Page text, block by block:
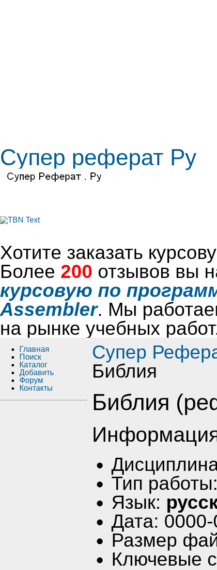
Супер реферат Ру
Хотите заказать
Более 200 отзывов вы
курсовую по
Assembler. Мы
на рынке учебных
Супер
Библия
Библия
Тип
Язык:
Дата:
Размер
Ключевые
Главная
Поиск
Каталог
Добавить
Форум
Контакты